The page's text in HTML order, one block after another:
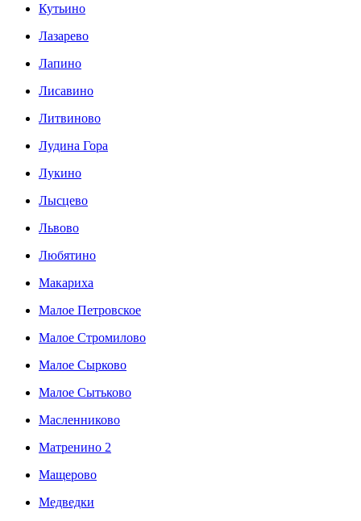
Кутьино
Лазарево
Лапино
Лисавино
Литвиново
Лудина Гора
Лукино
Лысцево
Львово
Любятино
Макариха
Малое Петровское
Малое Стромилово
Малое Сырково
Малое Сытьково
Масленниково
Матренино 2
Мащерово
Медведки